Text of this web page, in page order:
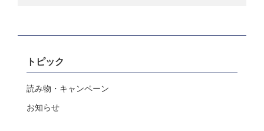
トピック
読み物・キャンペーン
お知らせ